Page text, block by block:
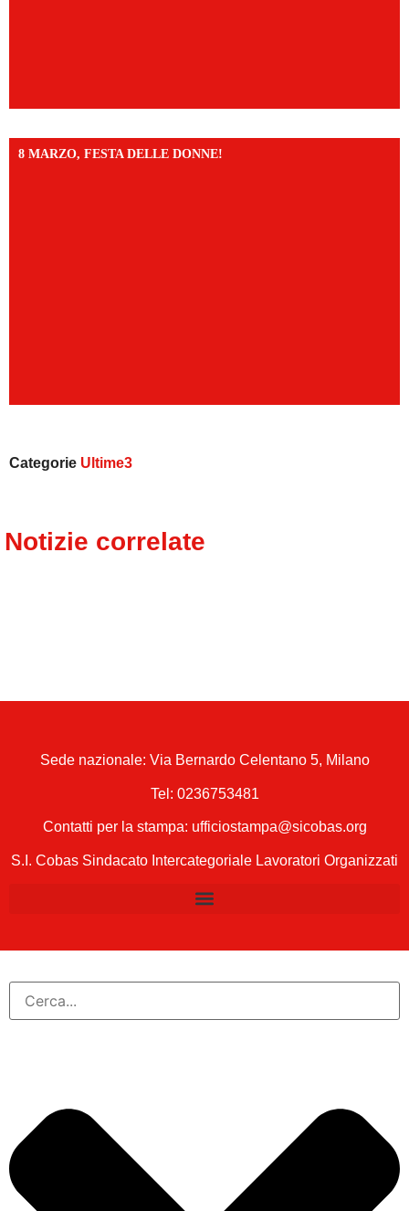
8 MARZO, FESTA DELLE DONNE!
Categorie Ultime3
Notizie correlate
Sede nazionale: Via Bernardo Celentano 5, Milano
Tel: 0236753481
Contatti per la stampa: ufficiostampa@sicobas.org
S.I. Cobas Sindacato Intercategoriale Lavoratori Organizzati